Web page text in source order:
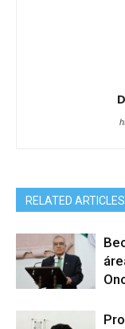
RELATED ARTICLES